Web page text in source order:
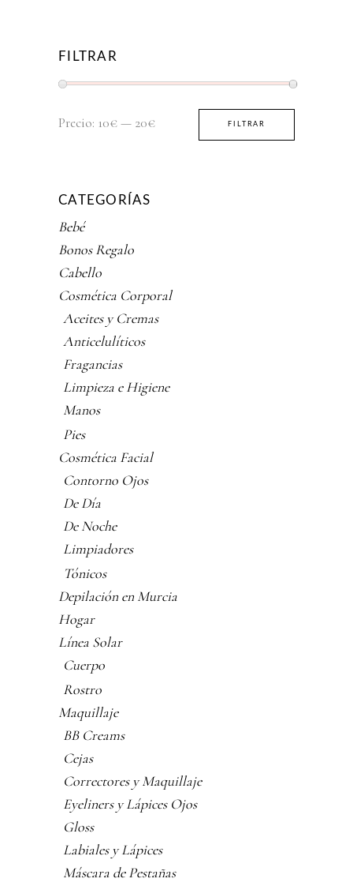
FILTRAR
Precio
Precio
FILTRAR
Precio: 10€— 20€
CATEGORÍAS
Bebé
Bonos Regalo
Cabello
Cosmética Corporal
Aceites y Cremas
Anticelulíticos
Fragancias
Limpieza e Higiene
Manos
Pies
Cosmética Facial
Contorno Ojos
De Día
De Noche
Limpiadores
Tónicos
Depilación en Murcia
Hogar
Línea Solar
Cuerpo
Rostro
Maquillaje
BB Creams
Cejas
Correctores y Maquillaje
Eyeliners y Lápices Ojos
Gloss
Labiales y Lápices
Máscara de Pestañas